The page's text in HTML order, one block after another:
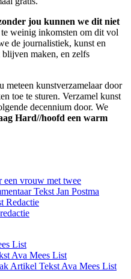
jou kunnen we dit niet
weinig inkomsten om dit vol
de journalistiek, kunst en
maken, en zelfs
meteen kunstverzamelaar door
toe te sturen. Verzamel kunst
decennium door. We
Hard//hoofd een warm
een vrouw met twee
Tekst Jan Postma
Redactie
List
Ava Mees List
Artikel Tekst Ava Mees List